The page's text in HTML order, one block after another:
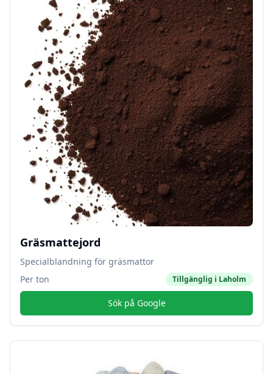
Gräsmattejord
Specialblandning för gräsmattor
Per ton
Tillgänglig i Laholm
Sök på Google